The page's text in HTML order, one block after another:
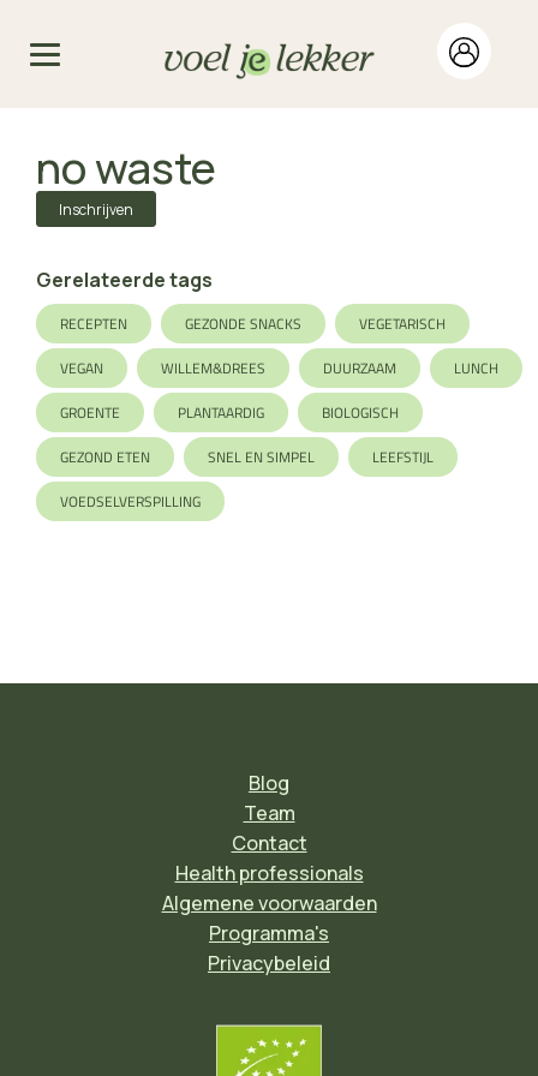
no waste
Inschrijven
Gerelateerde tags
RECEPTEN GEZONDE SNACKS
VEGETARISCH
VEGAN
WILLEM&DREES DUURZAAM
LUNCH
GROENTE
PLANTAARDIG
BIOLOGISCH
GEZOND ETEN
SNEL EN SIMPEL
LEEFSTIJL
VOEDSELVERSPILLING
Blog
Team
Contact
Health professionals
Algemene voorwaarden
Programma's
Privacybeleid